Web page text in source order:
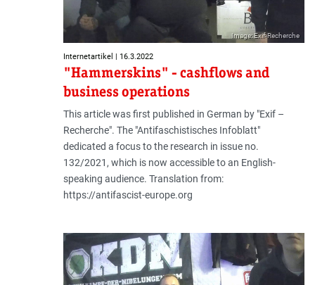
Image: Exif-Recherche
Internetartikel | 16.3.2022
"Hammerskins" - cashflows and
business operations
This article was first published in German by "Exif –
Recherche". The "Antifaschistisches Infoblatt"
dedicated a focus to the research in issue no.
132/2021, which is now accessible to an English-
speaking audience. Translation from:
https://antifascist-europe.org